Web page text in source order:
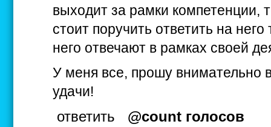
выходит за рамки компетенции,
стоит поручить ответить на
него отвечают в рамках своей
У меня все, прошу внимательно
удачи!
ответить
@count голосов